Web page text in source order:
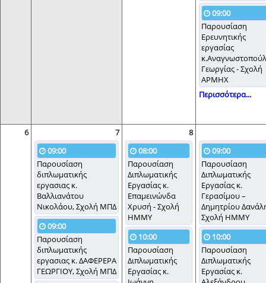
09:00
Παρουσίαση
Ερευνητικής
εργασίας
Γεωργίας - Σχολή
ΑΡΜΗΧ
Περισσότερα...
6 7
8
09:00
Παρουσίαση
διπλωματικής
εργασιας κ.
Βαλλιανάτου
Νικολάου, Σχολή ΜΠΔ
09:00
Παρουσίαση
διπλωματικής
εργασιας κ. ΔΑΦΕΡΕΡΑ
ΓΕΩΡΓΙΟΥ, Σχολή ΜΠΔ
08:00
Παρουσίαση
Διπλωματικής
Εργασίας κ.
Επαμεινώνδα
Χρυσή - Σχολή
ΗΜΜΥ
10:00
Παρουσίαση
Διπλωματικής
Εργασίας κ.
09:00
Παρουσίαση
Διπλωματικής
Εργασίας κ.
Γερασίμου –
Δημητρίου
Σχολή ΗΜΜΥ
10:00
Παρουσίαση
Διπλωματικής
Εργασίας κ.